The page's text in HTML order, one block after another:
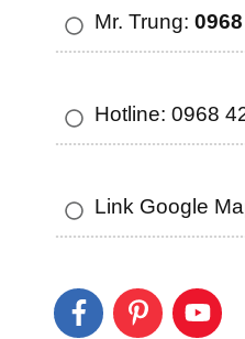
Mr. Trung:
Hotline: 0968
Link Google